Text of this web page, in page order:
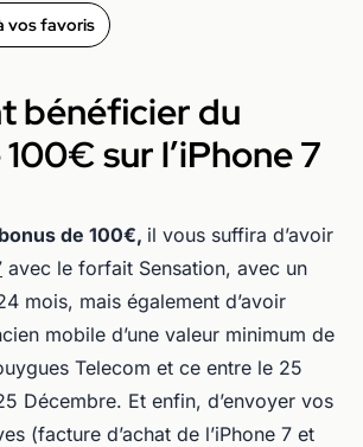
vos favoris
bénéficier du
sur l’iPhone 7
bonus de 100€, il vous suffira d’avoir
avec le forfait Sensation, avec un
mois, mais également d’avoir
mobile d’une valeur minimum de
Telecom et ce entre le 25
Décembre. Et enfin, d’envoyer vos
(facture d’achat de l’iPhone 7 et